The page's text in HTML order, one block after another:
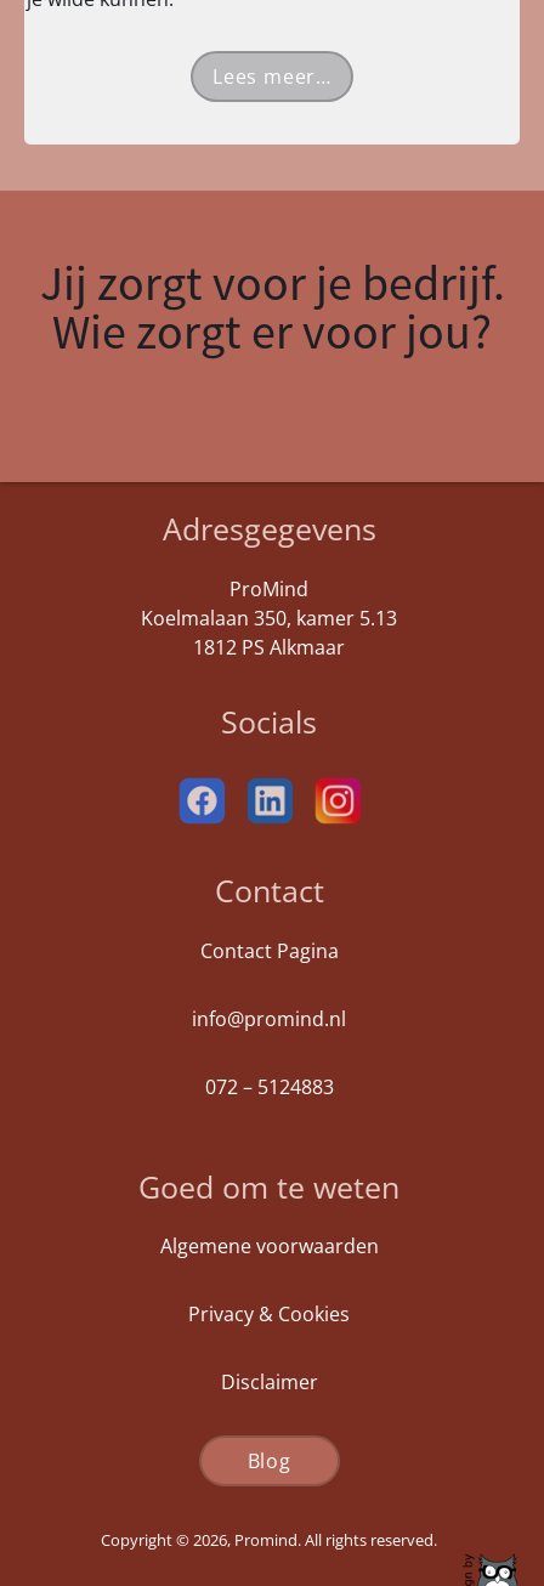
Lees meer…
Jij zorgt voor je bedrijf.
Wie zorgt er voor jou?
Adresgegevens
ProMind
Koelmalaan 350, kamer 5.13
1812 PS Alkmaar
Socials
Contact
Contact Pagina
info@promind.nl
072 – 5124883
Goed om te weten
Algemene voorwaarden
Privacy & Cookies
Disclaimer
Blog
Copyright © 2026, Promind. All rights reserved.